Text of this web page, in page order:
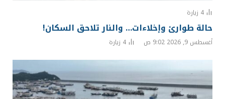
4 زيارة
حالة طوارئ وإخلاءات… والنار تلاحق السكان!
أغسطس 9, 2026 9:02 ص 4 زيارة